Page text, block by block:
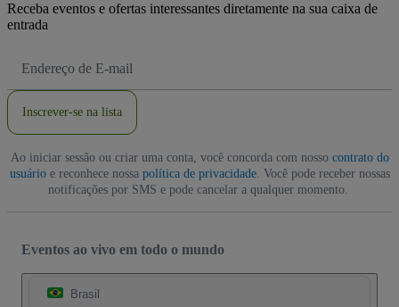
Receba eventos e ofertas interessantes diretamente na sua caixa de
entrada
de
Inscrever-se na lista
Ao iniciar sessão ou criar uma conta, você concorda com nosso contrato do
usuárioe reconhece nossa política de privacidade. Você pode receber nossas
notificações por SMS e pode cancelar a qualquer momento.
Eventos ao vivo em todo o mundo
Brasil